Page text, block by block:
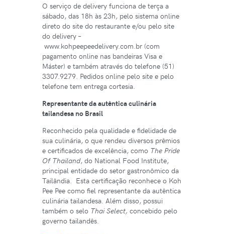
O serviço de delivery funciona de terça a
sábado, das 18h às 23h, pelo sistema online
direto do site do restaurante e/ou pelo site
do delivery –
www.kohpeepeedelivery.com.br (com
pagamento online nas bandeiras Visa e
Máster) e também através do telefone (51)
3307.9279. Pedidos online pelo site e pelo
telefone tem entrega cortesia.
Representante da autêntica culinária
tailandesa no Brasil
Reconhecido pela qualidade e fidelidade de
sua culinária, o que rendeu diversos prêmios
e certificados de excelência, como The Pride
Of Thailand, do National Food Institute,
principal entidade do setor gastronômico da
Tailândia. Esta certificação reconhece o Koh
Pee Pee como fiel representante da autêntica
culinária tailandesa. Além disso, possui
também o selo Thai Select, concebido pelo
governo tailandês.